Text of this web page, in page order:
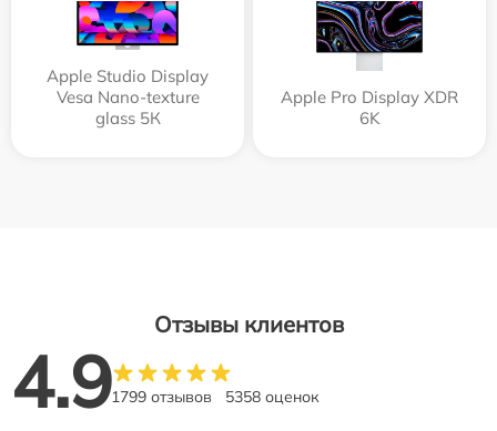
Apple Studio Display
Vesa Nano-texture
glass 5К
Apple Pro Display XDR
6K
Отзывы клиентов
4.91799 отзывов 5358 оценок